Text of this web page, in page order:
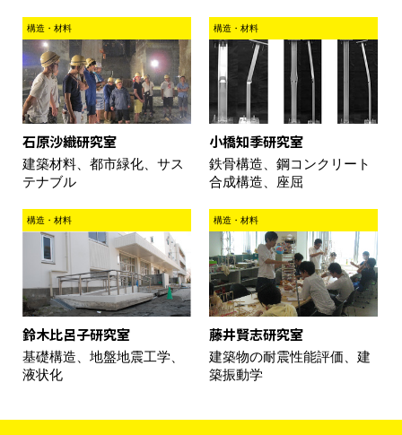
構造・材料
石原沙織研究室
建築材料、都市緑化、サス
テナブル
構造・材料
小橋知季研究室
鉄骨構造、鋼コンクリート
合成構造、座屈
構造・材料
鈴木比呂子研究室
基礎構造、地盤地震工学、
液状化
構造・材料
藤井賢志研究室
建築物の耐震性能評価、建
築振動学